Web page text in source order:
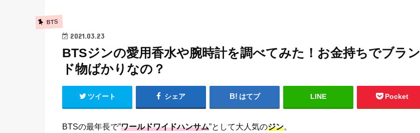
BTS
2021.03.23
BTSジンの愛用香水や腕時計を調べてみた！お金持ちでブラン
ド物ばかりなの？
ツイート シェア はてブ LINE Pocket
BTSの最年長で”ワールドワイドハンサム”として大人気のジン。